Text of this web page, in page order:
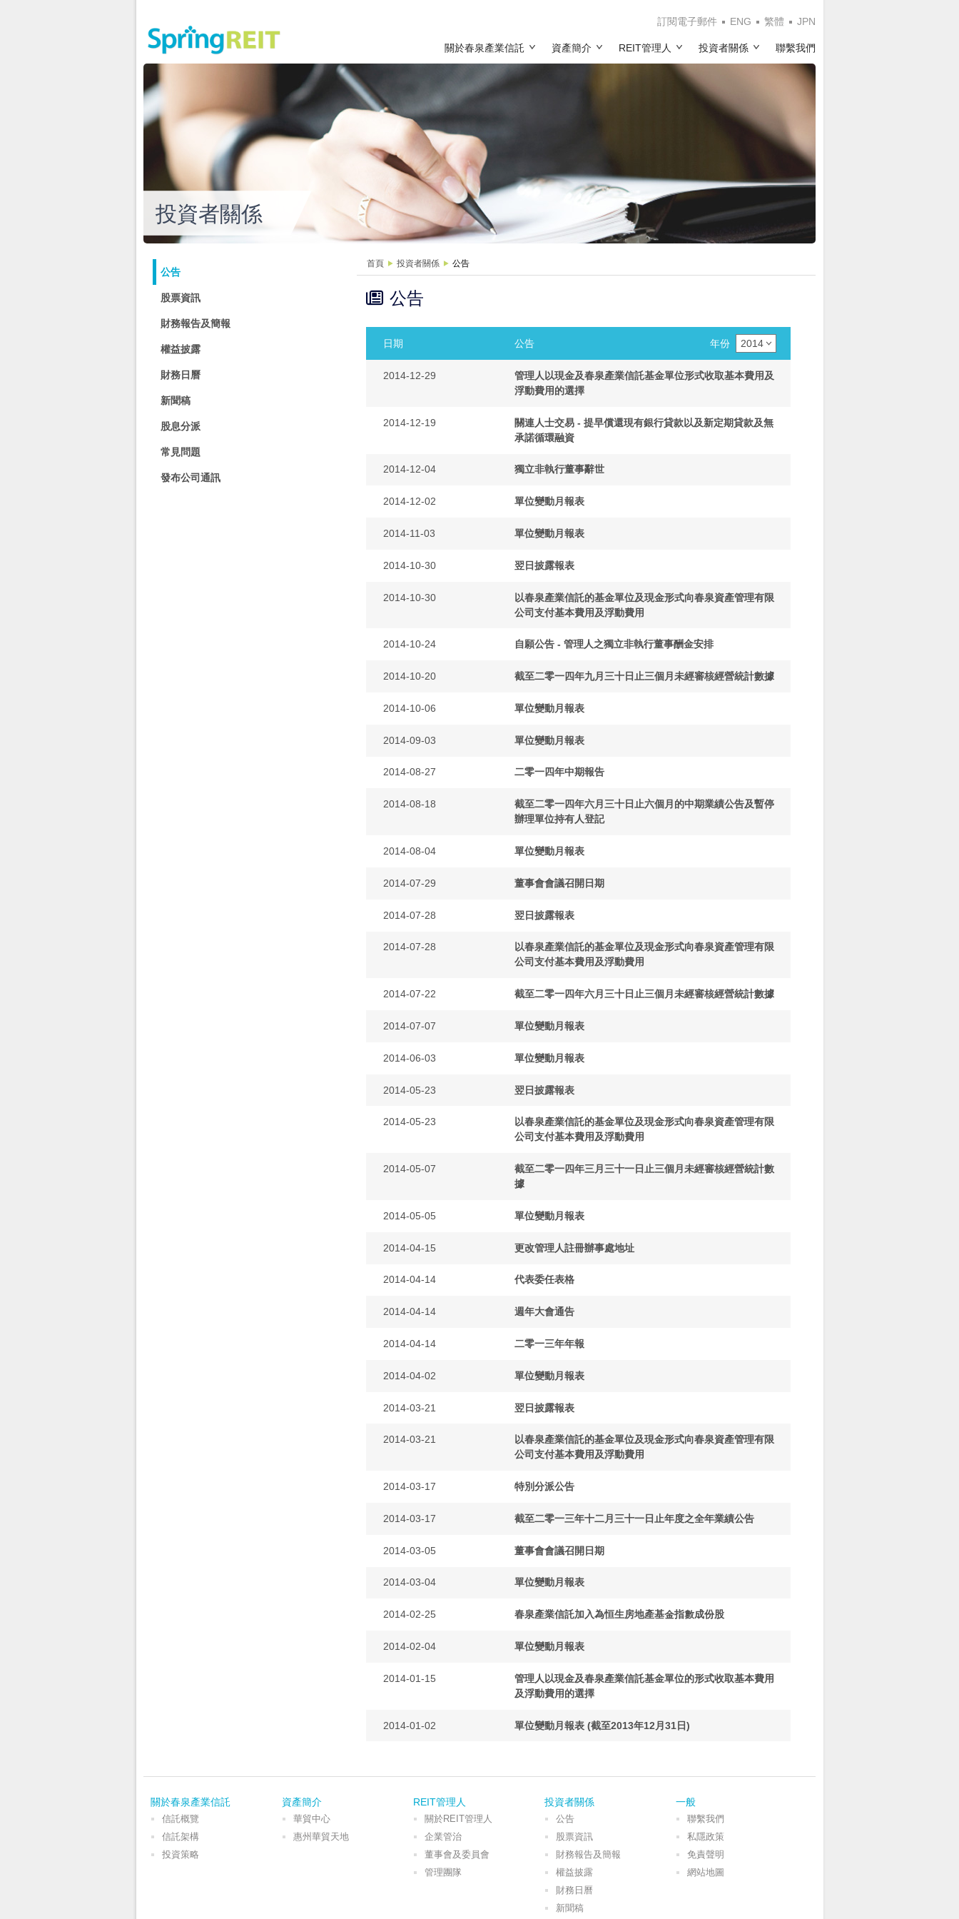
關於春泉產業信託 資產簡介 REIT管理人 投資者關係 聯繫我們
訂閱電子郵件 ENG 繁體 JPN
投資者關係
公告
股票資訊
財務報告及簡報
權益披露
財務日曆
新聞稿
股息分派
常見問題
發布公司通訊
首頁 投資者關係 公告
公告
日期 公告 年份 2014
2014-12-29
管理人以現金及春泉產業信託基金單位形式收取基本費用及
浮動費用的選擇
2014-12-19
關連人士交易 - 提早償還現有銀行貸款以及新定期貸款及無
承諾循環融資
2014-12-04 獨立非執行董事辭世
2014-12-02 單位變動月報表
2014-11-03 單位變動月報表
2014-10-30 翌日披露報表
2014-10-30
以春泉產業信託的基金單位及現金形式向春泉資產管理有限
公司支付基本費用及浮動費用
2014-10-24 自願公告 - 管理人之獨立非執行董事酬金安排
2014-10-20 截至二零一四年九月三十日止三個月未經審核經營統計數據
2014-10-06 單位變動月報表
2014-09-03 單位變動月報表
2014-08-27 二零一四年中期報告
2014-08-18
截至二零一四年六月三十日止六個月的中期業績公告及暫停
辦理單位持有人登記
2014-08-04 單位變動月報表
2014-07-29 董事會會議召開日期
2014-07-28 翌日披露報表
2014-07-28
以春泉產業信託的基金單位及現金形式向春泉資產管理有限
公司支付基本費用及浮動費用
2014-07-22 截至二零一四年六月三十日止三個月未經審核經營統計數據
2014-07-07 單位變動月報表
2014-06-03 單位變動月報表
2014-05-23 翌日披露報表
2014-05-23
以春泉產業信託的基金單位及現金形式向春泉資產管理有限
公司支付基本費用及浮動費用
2014-05-07
截至二零一四年三月三十一日止三個月未經審核經營統計數
據
2014-05-05 單位變動月報表
2014-04-15 更改管理人註冊辦事處地址
2014-04-14 代表委任表格
2014-04-14 週年大會通告
2014-04-14 二零一三年年報
2014-04-02 單位變動月報表
2014-03-21 翌日披露報表
2014-03-21
以春泉產業信託的基金單位及現金形式向春泉資產管理有限
公司支付基本費用及浮動費用
2014-03-17 特別分派公告
2014-03-17 截至二零一三年十二月三十一日止年度之全年業績公告
2014-03-05 董事會會議召開日期
2014-03-04 單位變動月報表
2014-02-25 春泉產業信託加入為恒生房地產基金指數成份股
2014-02-04 單位變動月報表
2014-01-15
管理人以現金及春泉產業信託基金單位的形式收取基本費用
及浮動費用的選擇
2014-01-02 單位變動月報表 (截至2013年12月31日)
關於春泉產業信託
信託概覽
信託架構
投資策略
資產簡介
華貿中心
惠州華貿天地
REIT管理人
關於REIT管理人
企業管治
董事會及委員會
管理團隊
投資者關係
公告
股票資訊
財務報告及簡報
權益披露
財務日曆
新聞稿
一般
聯繫我們
私隱政策
免責聲明
網站地圖